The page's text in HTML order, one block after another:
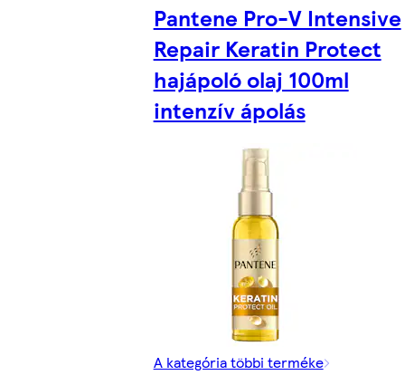
Pantene Pro-V Intensive
Repair Keratin Protect
hajápoló olaj 100ml
intenzív ápolás
A kategória többi terméke